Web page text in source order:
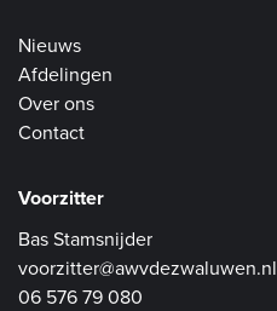
Nieuws
Afdelingen
Over ons
Contact
Voorzitter
Bas Stamsnijder
voorzitter@awvdezwaluwen.nl
06 576 79 080